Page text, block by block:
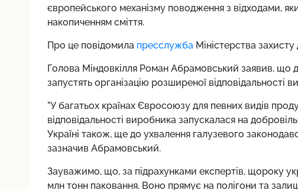
європейського механізму поводження з відходами,
накопиченням сміття.
Про це повідомила пресслужбаМіністерства захисту
Голова Міндовкілля Роман Абрамовський заявив, що
запустять організацію розширеної відповідальності
"У багатьох країнах Євросоюзу для певних видів
відповідальності виробника запускалася на
Україні також, ще до ухвалення галузевого
зазначив Абрамовський.
Зауважимо, що, за підрахунками експертів, щороку
млн тонн паковання. Воно прямує на полігони та